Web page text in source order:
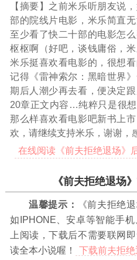
【摘要】之前米乐听朋友说
部的院线片电影，米乐简直
至少看了快二十部的电影怎
枢枢啊（好吧，谈钱庸俗，
米乐挺喜欢看电影的，很想
记得《雷神索尔：黑暗世界
期后人潮少再去看，便决定
20章正文内容…纯粹只是很
那么样喜欢看电影吧新书上
欢，请继续支持米乐，谢谢，
在线阅读《前夫拒绝退场
《前夫拒绝退场
温馨提示：
《前夫拒绝
如IPHONE、安卓等智能手
上阅读，下载后不需要联网
读全本小说喔！
下载前夫拒